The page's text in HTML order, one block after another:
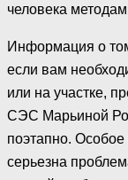
человека
Информация о
если вам
или на участке,
СЭС Марьиной
поэтапно. Особое
серьезна